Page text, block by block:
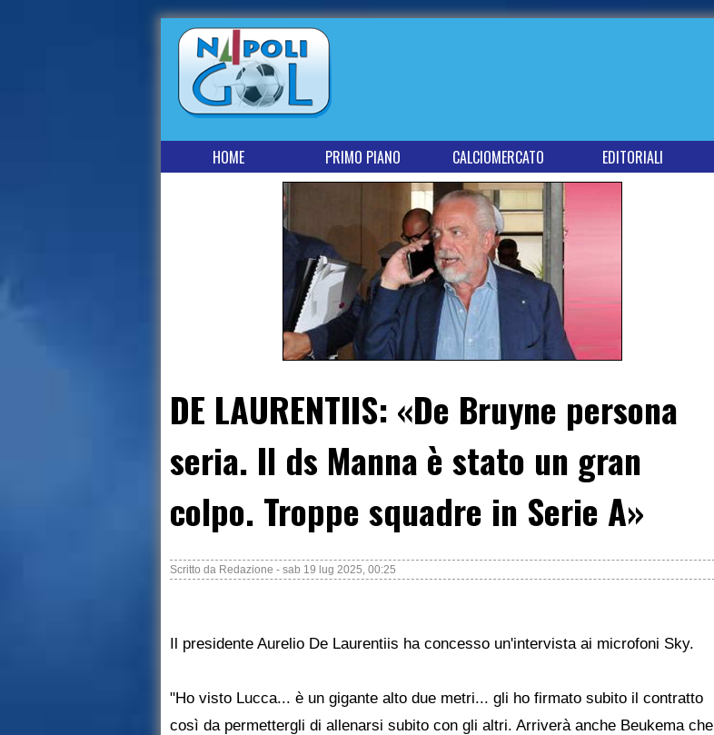
HOME PRIMO PIANO CALCIOMERCATO EDITORIALI
DE LAURENTIIS: «De Bruyne persona
seria. Il ds Manna è stato un gran
colpo. Troppe squadre in Serie A»
Scritto da Redazione - sab 19 lug 2025, 00:25
Il presidente Aurelio De Laurentiis ha concesso un'intervista ai microfoni Sky.
"Ho visto Lucca... è un gigante alto due metri... gli ho firmato subito il contratto
così da permettergli di allenarsi subito con gli altri. Arriverà anche Beukema che